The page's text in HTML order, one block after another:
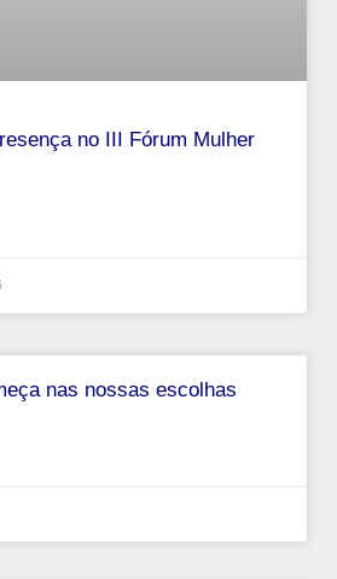
no III Fórum Mulher
nas nossas escolhas